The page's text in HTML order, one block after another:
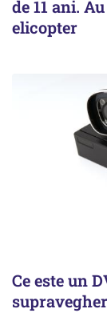
de 11 ani.
elicopter
Ce este un